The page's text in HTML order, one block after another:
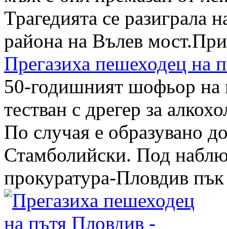
Трагедията се разиграла
района на Вълев
Прегазиха пешеходец на
50-годишният шофьор
тестван с дрегер за
По случая е образувано
Стамболийски. Под
прокуратура-Пловдив